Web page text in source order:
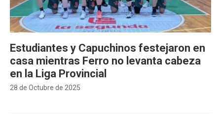
28 de Octubre de 2025
Estudiantes y Capuchinos festejaron en
casa mientras Ferro no levanta cabeza
en la Liga Provincial